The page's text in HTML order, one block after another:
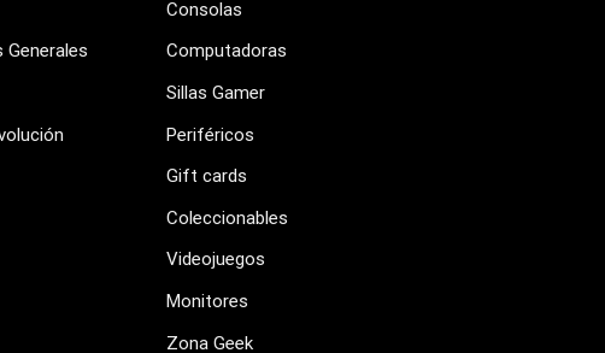
Consolas
Computadoras
Sillas Gamer
Periféricos
Gift cards
Coleccionables
Videojuegos
Monitores
Zona Geek